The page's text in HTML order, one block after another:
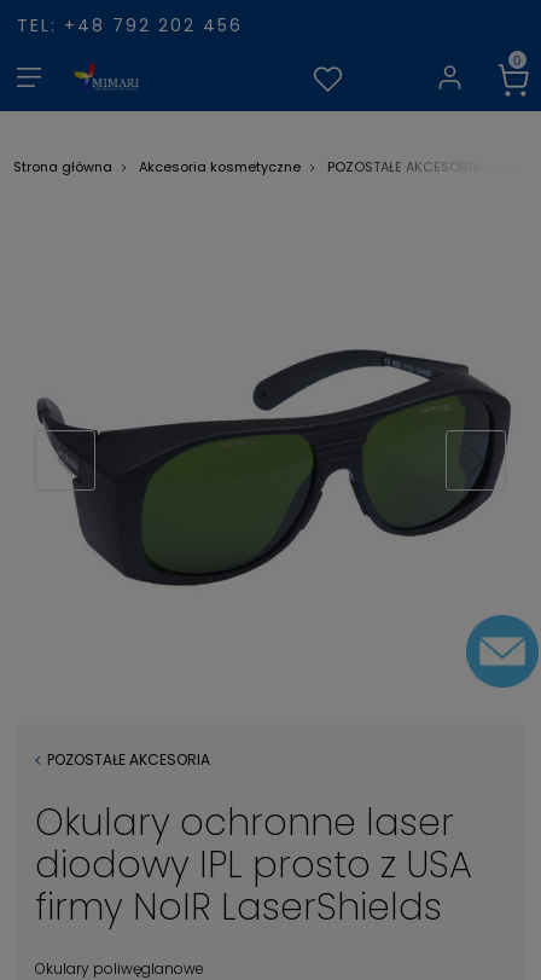
TEL: +48 792 202 456
Strona główna Akcesoria kosmetyczne POZOSTAŁE AKCESORIA
POZOSTAŁE AKCESORIA
Okulary ochronne laser
diodowy IPL prosto z USA
firmy NoIR LaserShields
Okulary poliwęglanowe